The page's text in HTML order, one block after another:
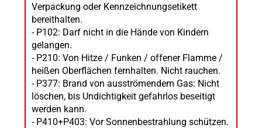
Verpackung oder Kennzeichnungsetikett
bereithalten.
- P102: Darf nicht in die Hände von Kindern
gelangen.
- P210: Von Hitze / Funken / offener Flamme /
heißen Oberflächen fernhalten. Nicht rauchen.
- P377: Brand von ausströmendem Gas: Nicht
löschen, bis Undichtigkeit gefahrlos beseitigt
werden kann.
- P410+P403: Vor Sonnenbestrahlung schützen.